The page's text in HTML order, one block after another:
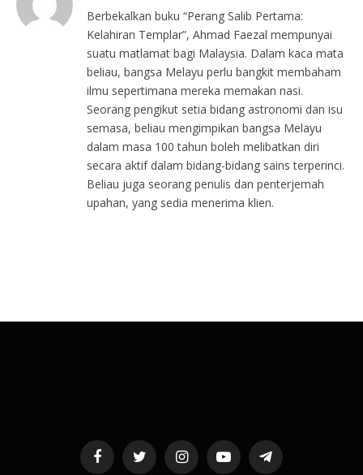
Berbekalkan buku “Perang Salib Pertama:
Kelahiran Templar”, Ahmad Faezal mempunyai
suatu matlamat bagi Malaysia. Dalam kaca mata
beliau, bangsa Melayu perlu bangkit membaham
ilmu sepertimana mereka memakan nasi.
Seorang pengikut setia bidang astronomi dan isu
semasa, beliau mengimpikan bangsa Melayu
dalam masa 100 tahun boleh melibatkan diri
secara aktif dalam bidang-bidang sains terperinci.
Beliau juga seorang penulis dan penterjemah
upahan, yang sedia menerima klien.
FacebookTwitter InstagramYouTubeTelegram